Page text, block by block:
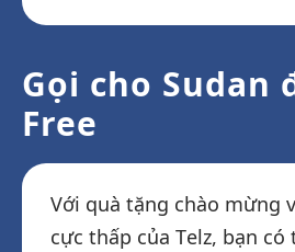
Gọi cho Sudan
Free
Với quà tặng chào mừng
cực thấp của Telz, bạn